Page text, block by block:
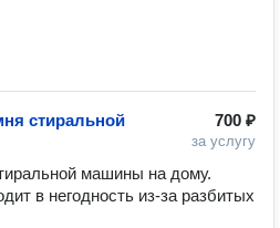
700 ₽
за услугу
стиральной
машины на дому.
в негодность из-за разбитых